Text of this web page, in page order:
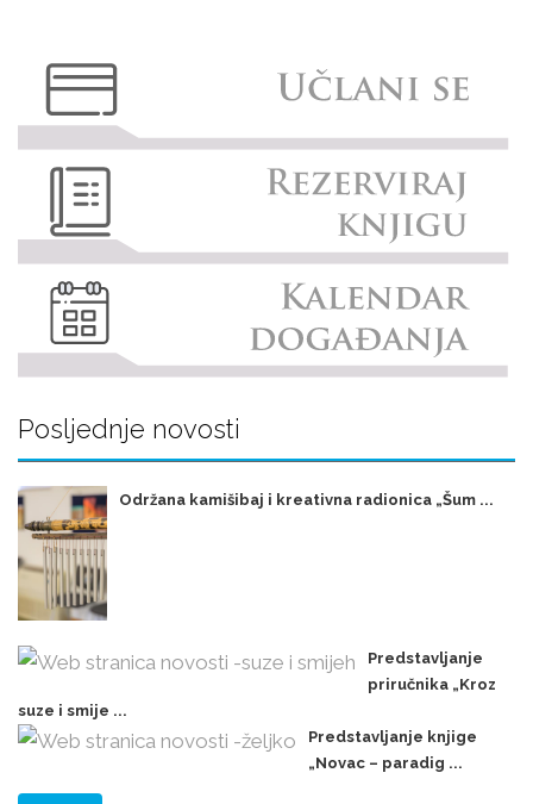
Posljednje novosti
Održana kamišibaj i kreativna radionica „Šum ...
Predstavljanje
priručnika „Kroz
suze i smije ...
Predstavljanje knjige
„Novac – paradig ...